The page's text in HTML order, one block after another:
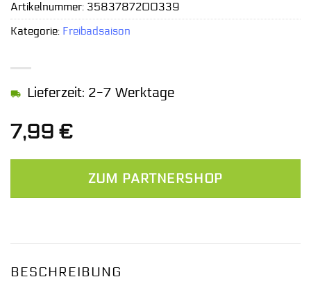
7,99 €
Lieferzeit: 2-7 Werktage
ZUM PARTNERSHOP
Artikelnummer: 3583787200339
Kategorie: Freibadsaison
BESCHREIBUNG